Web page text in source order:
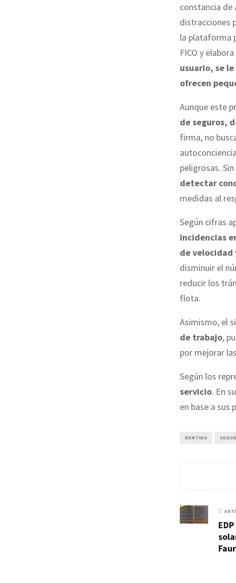
constancia de
distracciones
la plataforma
FICO y
usuario, se
ofrecen
Aunque este
de seguros,
firma, no
peligrosas.
detectar
medidas al
Según cifras
incidencias
de velocidad
disminuir el
reducir los
flota.
Asimismo, el
de trabajo,
por mejorar
Según los
servicio. En
en base a sus
RENTING